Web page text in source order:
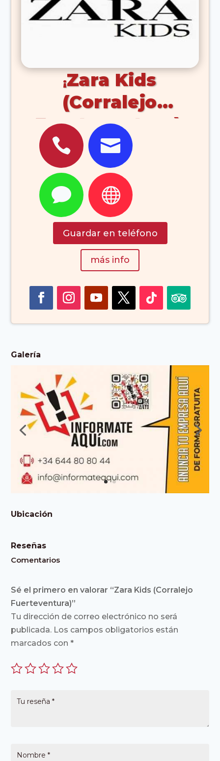
Zara Kids
(Corralejo
Fuerteventura)
 
 
Guardar en teléfono
más info
Galería
Ubicación
Reseñas
Comentarios
Sé el primero en valorar “Zara Kids (Corralejo
Fuerteventura)”
Tu dirección de correo electrónico no será
publicada. Los campos obligatorios están
marcados con*